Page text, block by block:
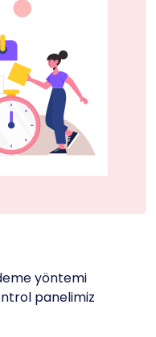
yöntemi
panelimiz